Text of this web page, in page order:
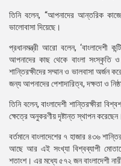
তিনি বলেন, “আপনাদের আন্তরিক
ভালোবাসা দিয়েছে।
প্রধানমন্ত্রী আরো বলেন, ‘বাংলাদেশী
আপনাদের কাছ থেকে বাংলা সংস্কৃতি ও
শান্তিরক্ষীদের সম্মান ও ভালবাসা অর্জন
জন্য আপনাদের পেশাদারিত্ব, দক্ষতা ও
তিনি বলেন, বাংলাদেশী শান্তিরক্ষীরা
ক্ষেত্রে অনুকরণীয় দৃষ্টান্ত স্থাপন
বর্তমানে বাংলাদেশের ৭ হাজার ৪৩৬
আছে আর এই সংখ্যা বিশ্বব্যাপী
শতাংশ। এর মধ্যে ৫৭২ জন বাংলাদেশী